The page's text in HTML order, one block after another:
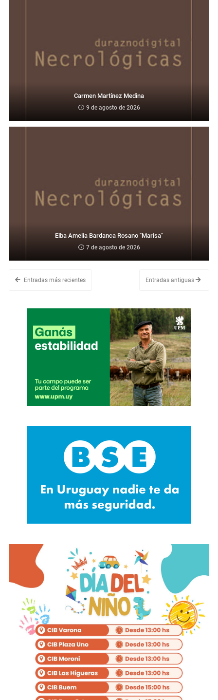
Carmen Martínez Medina
9 de agosto de 2026
Elba Amelia Bardanca Rosano "Marisa"
7 de agosto de 2026
Entradas más recientes Entradas antiguas